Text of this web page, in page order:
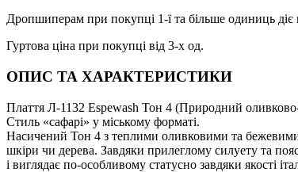
Дропшиперам при покупці 1-ї та більше одиниць діє
Гуртова ціна при покупці від 3-х од.
ОПИС ТА ХАРАКТЕРИСТИКИ
Плаття Л-1132 Espewash Тон 4 (Природний
Стиль «сафарі» у міському форматі.
Насичений Тон 4 з теплими оливковими та бежевими
шкіри чи дерева. Завдяки прилеглому силуету та
і виглядає по-особливому статусно завдяки якості